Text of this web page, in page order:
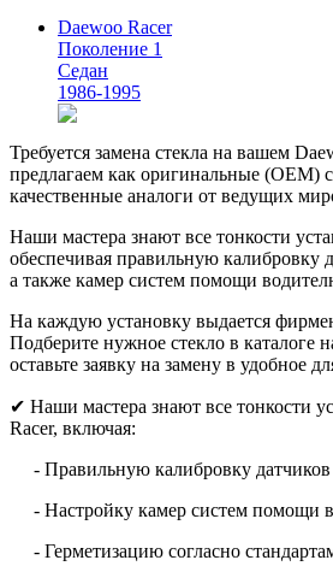
Daewoo Racer
Поколение 1
Седан
1986-1995
Требуется замена стекла на вашем
предлагаем как оригинальные (OEM)
качественные аналоги от ведущих
Наши мастера знают все тонкости
обеспечивая правильную калибровку
а также камер систем помощи
На каждую установку выдается
Подберите нужное стекло в каталоге
оставьте заявку на замену в удобное
✔ Наши мастера знают все тонкости
Racer, включая:
- Правильную калибровку
- Настройку камер систем помощи
- Герметизацию согласно